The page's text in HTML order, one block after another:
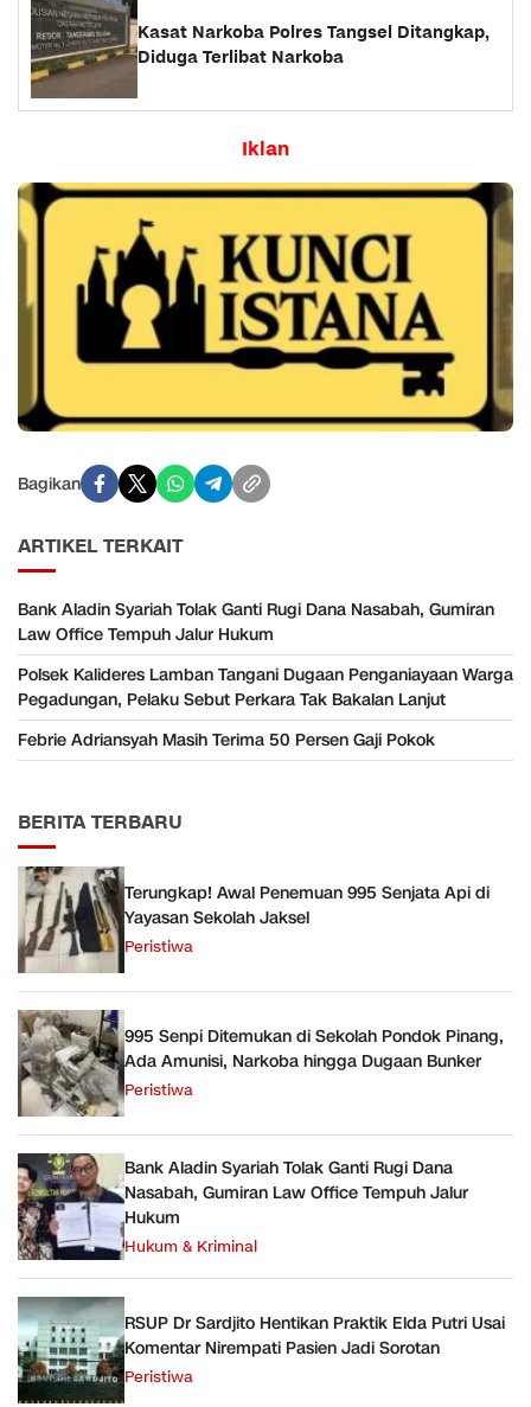
Kasat Narkoba Polres Tangsel Ditangkap,
Diduga Terlibat Narkoba
Iklan
Bagikan
ARTIKEL TERKAIT
Bank Aladin Syariah Tolak Ganti Rugi Dana Nasabah, Gumiran
Law Office Tempuh Jalur Hukum
Polsek Kalideres Lamban Tangani Dugaan Penganiayaan Warga
Pegadungan, Pelaku Sebut Perkara Tak Bakalan Lanjut
Febrie Adriansyah Masih Terima 50 Persen Gaji Pokok
BERITA TERBARU
Terungkap! Awal Penemuan 995 Senjata Api di
Yayasan Sekolah Jaksel
Peristiwa
995 Senpi Ditemukan di Sekolah Pondok Pinang,
Ada Amunisi, Narkoba hingga Dugaan Bunker
Peristiwa
Bank Aladin Syariah Tolak Ganti Rugi Dana
Nasabah, Gumiran Law Office Tempuh Jalur
Hukum
Hukum & Kriminal
RSUP Dr Sardjito Hentikan Praktik Elda Putri Usai
Komentar Nirempati Pasien Jadi Sorotan
Peristiwa